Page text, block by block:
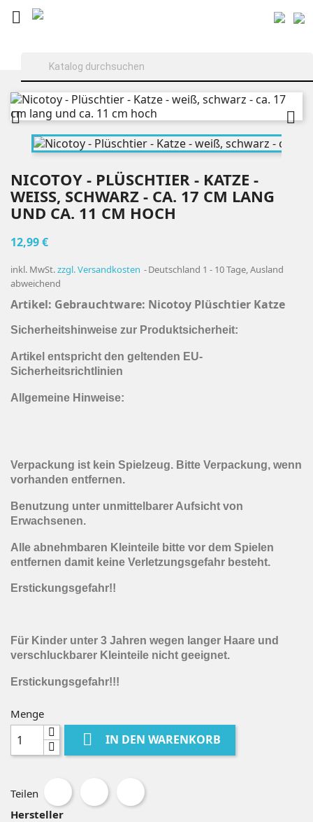

 
NICOTOY - PLÜSCHTIER - KATZE -
WEISS, SCHWARZ - CA. 17 CM LANG U
ND CA. 11 CM HOCH
12,99 €
inkl. MwSt.zzgl. Versandkosten
Deutschland 1 - 10 Tage, Ausland
abweichend
Artikel: Gebrauchtware: Nicotoy Plüschtier Katze
Sicherheitshinweise zur Produktsicherheit:
Artikel entspricht den geltenden EU-
Sicherheitsrichtlinien
Allgemeine Hinweise:
Verpackung ist kein Spielzeug. Bitte Verpackung, wenn
vorhanden entfernen.
Benutzung unter unmittelbarer Aufsicht von
Erwachsenen.
Alle abnehmbaren Kleinteile bitte vor dem Spielen
entfernen damit keine Verletzungsgefahr besteht.
Erstickungsgefahr!!
Für Kinder unter 3 Jahren wegen langer Haare und
verschluckbarer Kleinteile nicht geeignet.
Erstickungsgefahr!!!
Menge
 IN DEN WARENKORB
Teilen
Hersteller